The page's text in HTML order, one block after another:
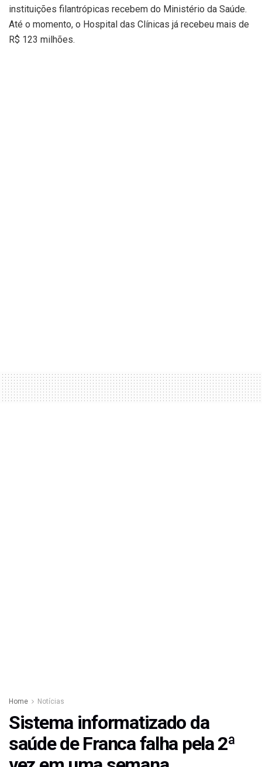
instituições filantrópicas recebem do Ministério da Saúde.
Até o momento, o Hospital das Clínicas já recebeu mais de
R$ 123 milhões.
Home Notícias
Sistema informatizado da
saúde de Franca falha pela 2ª